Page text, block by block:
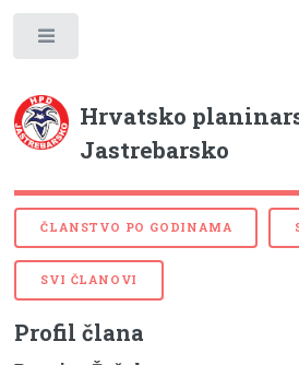
Hrvatsko
Jastrebarsko
ČLANSTVO PO GODINAMA
SVI ČLANOVI
Profil člana